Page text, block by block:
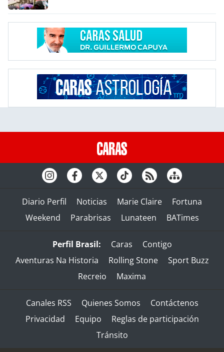
Diario Perfil Noticias Marie Claire
Fortuna
Weekend
Parabrisas Lunateen BATimes
Perfil Brasil: Caras
Contigo
Aventuras Na Historia
Rolling Stone
Sport Buzz
Recreio
Maxima
Canales RSS Quienes Somos
Contáctenos
Privacidad
Equipo
Reglas de participación
Tránsito